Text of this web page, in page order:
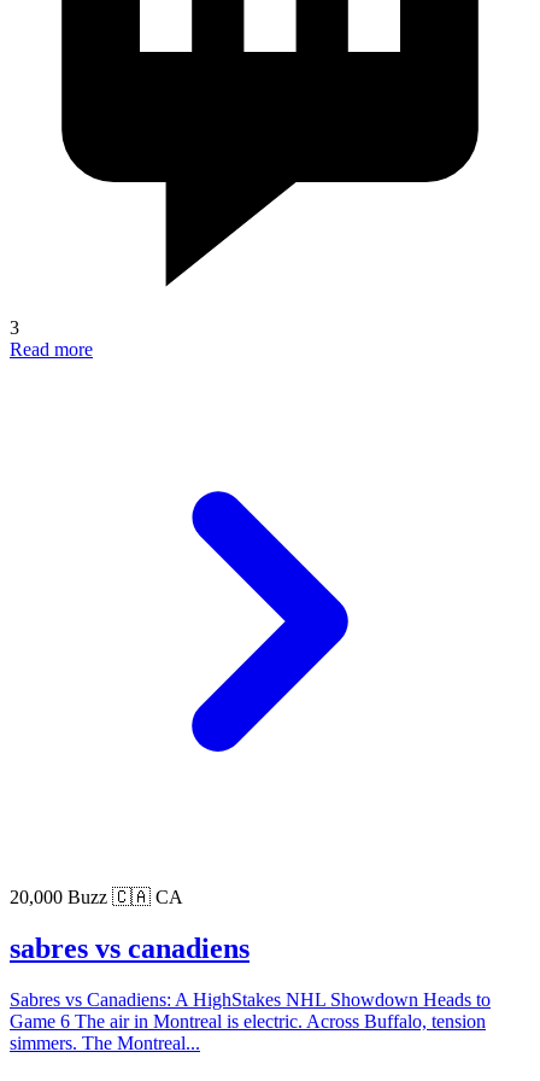
3
Read more
20,000 Buzz 🇨🇦 CA
sabres vs canadiens
Sabres vs Canadiens: A HighStakes NHL Showdown Heads to
Game 6 The air in Montreal is electric. Across Buffalo, tension
simmers. The Montreal...